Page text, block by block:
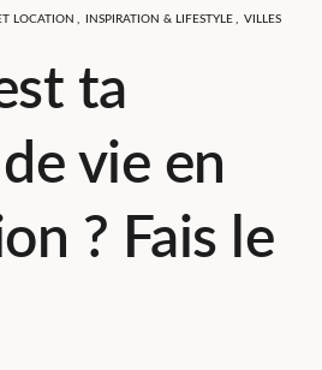
LOCATION , INSPIRATION & LIFESTYLE , VILLES
ta
vie en
? Fais le